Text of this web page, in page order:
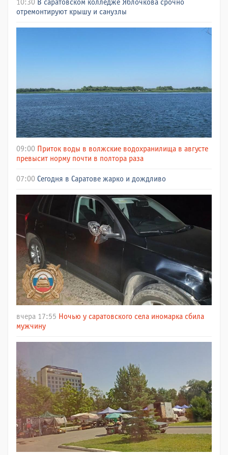
10:30 В саратовском колледже Яблочкова срочно
отремонтируют крышу и санузлы
09:00 Приток воды в волжские водохранилища в августе
превысит норму почти в полтора раза
07:00 Сегодня в Саратове жарко и дождливо
вчера 17:55 Ночью у саратовского села иномарка сбила
мужчину